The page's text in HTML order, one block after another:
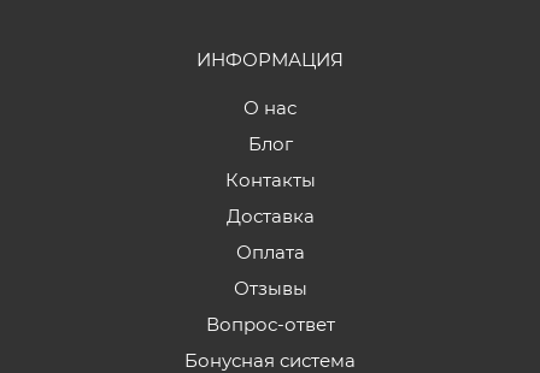
ИНФОРМАЦИЯ
О нас
Блог
Контакты
Доставка
Оплата
Отзывы
Вопрос-ответ
Бонусная система